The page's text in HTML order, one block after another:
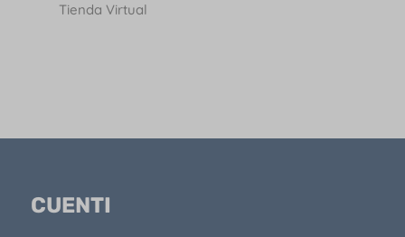
Tienda Virtual
CUENTI